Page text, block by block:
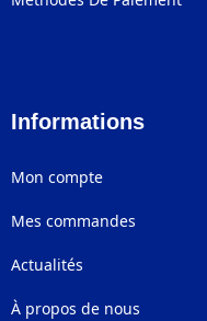
Informations
Mon compte
Mes commandes
Actualités
À propos de nous